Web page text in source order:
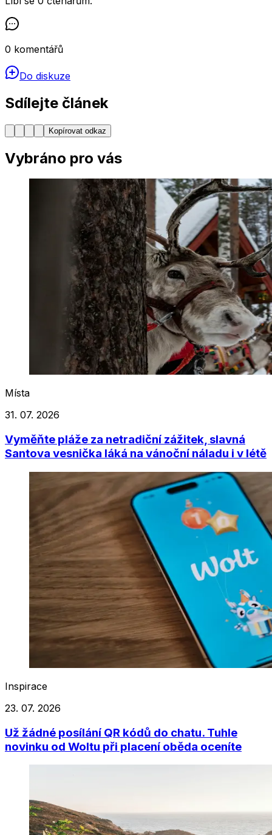
0 komentářů
Do diskuze
Sdílejte článek
Kopírovat odkaz
Vybráno pro vás
Místa
31. 07. 2026
Vyměňte pláže za netradiční zážitek, slavná
Santova vesnička láká na vánoční náladu i v létě
Inspirace
23. 07. 2026
Už žádné posílání QR kódů do chatu. Tuhle
novinku od Woltu při placení oběda oceníte